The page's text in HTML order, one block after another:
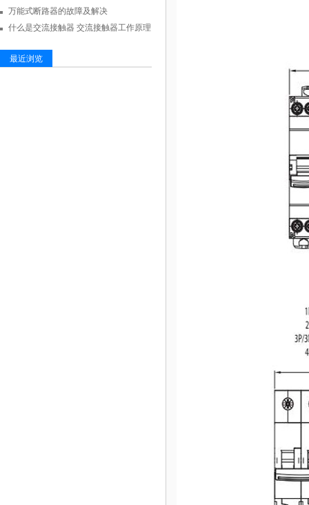
万能式断路器的故障及解决
什么是交流接触器 交流接触器工作原理
最近浏览